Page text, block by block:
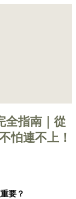
全指南｜從
怕連不上！
要？